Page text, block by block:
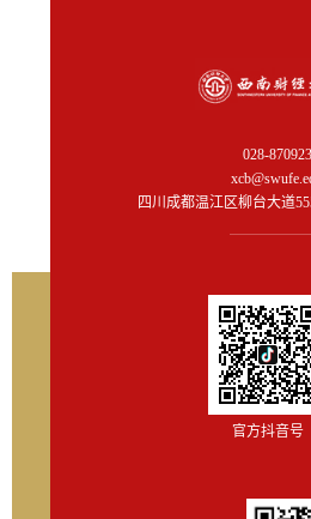
028-
四川成都温江区柳台大道
官方抖音号